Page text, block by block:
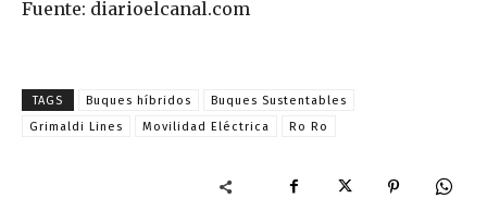
Fuente: diarioelcanal.com
TAGS Buques híbridos
Buques Sustentables
Grimaldi Lines
Movilidad Eléctrica Ro Ro